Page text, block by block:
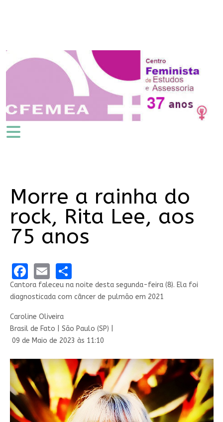
Morre a rainha do
rock, Rita Lee, aos
75 anos
Facebook
EmailShare
Cantora faleceu na noite desta segunda-feira (8). Ela foi
diagnosticada com câncer de pulmão em 2021
Caroline Oliveira
Brasil de Fato | São Paulo (SP) |
09 de Maio de 2023 às 11:10